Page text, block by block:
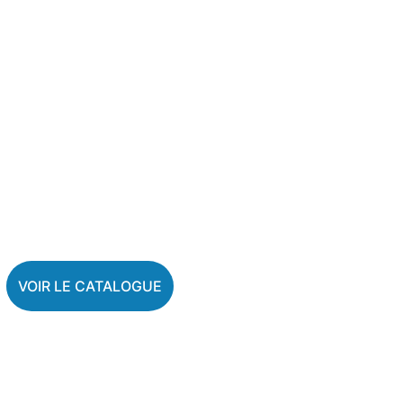
VOIR LE CATALOGUE